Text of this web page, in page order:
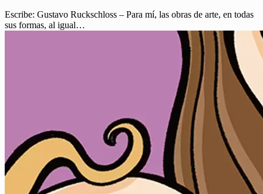
Escribe: Gustavo Ruckschloss – Para mí, las obras de arte, en todas
sus formas, al igual…